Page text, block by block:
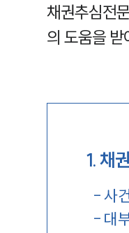
채권추심전
의 도움을
1.채
-사
- 대